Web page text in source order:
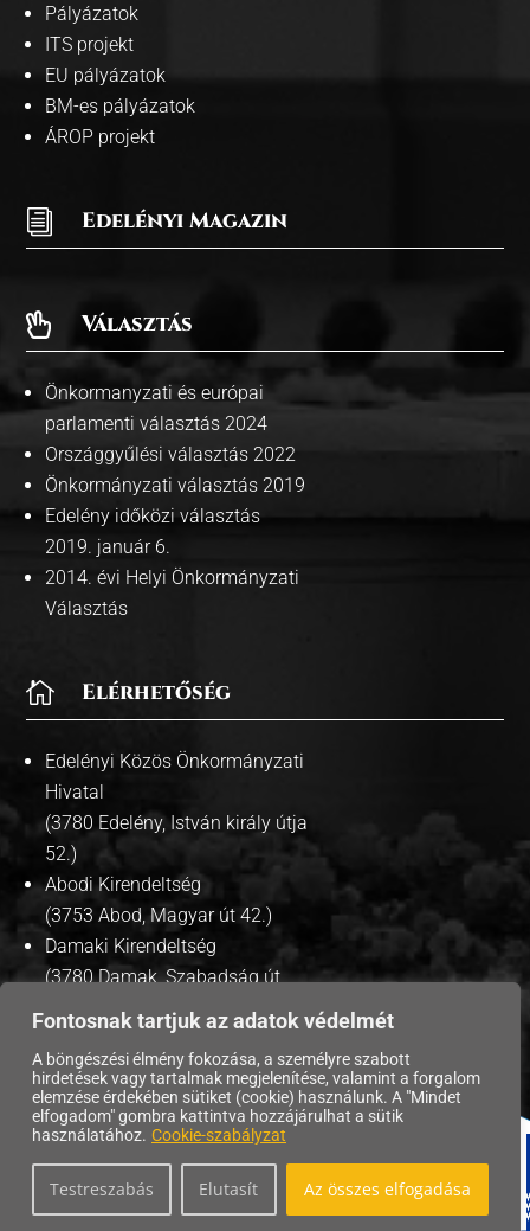
Fontosnak tartjuk az adatok védelmét
A böngészési élmény fokozása, a személyre szabott
hirdetések vagy tartalmak megjelenítése, valamint a forgalom
elemzése érdekében sütiket (cookie) használunk. A "Mindet
elfogadom" gombra kattintva hozzájárulhat a sütik
használatához. Cookie-szabályzat
Testreszabás Elutasít Az összes elfogadása
Pályázatok
ITS projekt
EU pályázatok
BM-es pályázatok
ÁROP projekt
i Edelényi Magazin
 Választás
Önkormanyzati és európai
parlamenti választás 2024
Országgyűlési választás 2022
Önkormányzati választás 2019
Edelény időközi választás
2019. január 6.
2014. évi Helyi Önkormányzati
Választás
 Elérhetőség
Edelényi Közös Önkormányzati
Hivatal
(3780 Edelény, István király útja
52.)
Abodi Kirendeltség
(3753 Abod, Magyar út 42.)
Damaki Kirendeltség
(3780 Damak, Szabadság út
Copyright © 2026 | Edelény Város Önkormányzata. |
Adatvédelmi tájékoztató